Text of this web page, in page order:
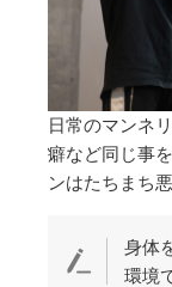
日常のマンネ
癖など同じ事
ンはたちまち
身体
環境